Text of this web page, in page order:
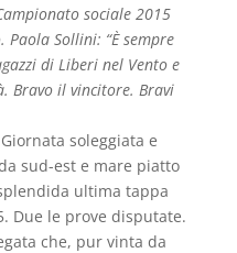
sociale 2015
Sollini: “È sempre
di Liberi nel Vento e
Bravo il vincitore. Bravi
Giornata soleggiata e
sud-est e mare piatto
ultima tappa
Due le prove disputate.
che, pur vinta da